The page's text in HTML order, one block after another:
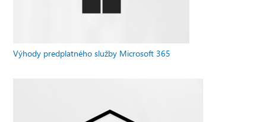
Výhody predplatného služby Microsoft 365